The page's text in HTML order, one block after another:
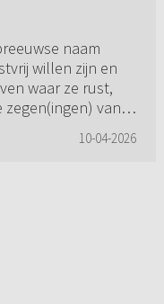
naam
willen zijn en
waar ze rust,
van
10-04-2026